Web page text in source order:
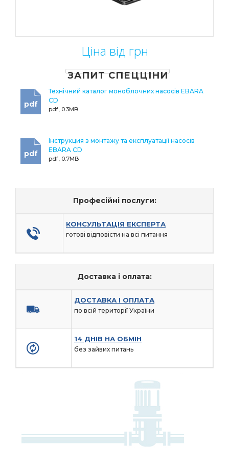
Ціна від грн
ЗАПИТ СПЕЦЦІНИ
Технічний каталог моноблочних насосів EBARA
CD
pdf, 0.3MB
pdf
Інструкция з монтажу та експлуатації насосів
EBARA CD
pdf, 0.7MB
pdf
Професійні послуги:
КОНСУЛЬТАЦІЯ ЕКСПЕРТА
готові відповісти на всі питання
Доставка і оплата:
ДОСТАВКА І ОПЛАТА
по всій території України
14 ДНІВ НА ОБМІН
без зайвих питань